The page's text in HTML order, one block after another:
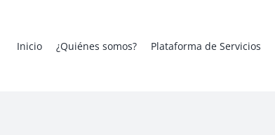
Inicio ¿Quiénes somos? Plataforma de Servicios